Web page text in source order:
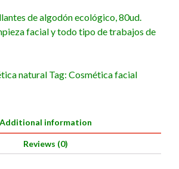
de algodón ecológico, 80ud.
facial y todo tipo de trabajos de
natural Tag: Cosmética facial
Additional information
Reviews (0)